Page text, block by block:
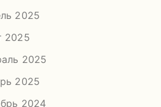
2025
2025
2025
2025
2024